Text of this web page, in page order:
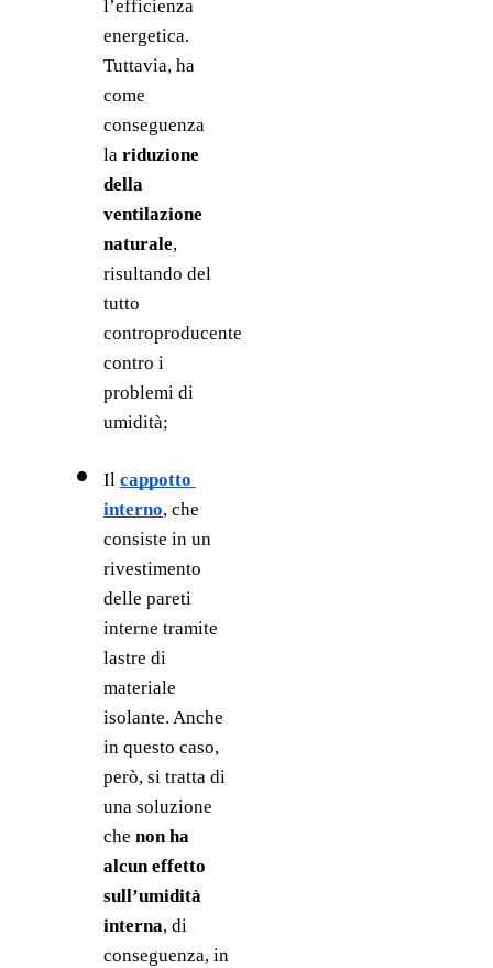
l’efficienza
energetica.
Tuttavia, ha
come
conseguenza
la riduzione
della
ventilazione
naturale,
risultando del
tutto
controproducente
contro i
problemi di
umidità;
Il cappotto
interno, che
consiste in un
rivestimento
delle pareti
interne tramite
lastre di
materiale
isolante. Anche
in questo caso,
però, si tratta di
una soluzione
che non ha
alcun effetto
sull’umidità
interna, di
conseguenza, in